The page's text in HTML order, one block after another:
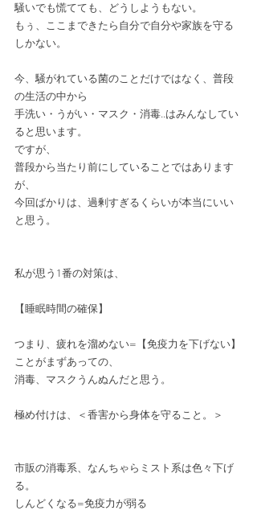
騒いでも慌てても、どうしようもない。
もぅ、ここまできたら自分で自分や家族を守る
しかない。
今、騒がれている菌のことだけではなく、普段
の生活の中から
手洗い・うがい・マスク・消毒..はみんなしてい
ると思います。
ですが、
普段から当たり前にしていることではあります
が、
今回ばかりは、過剰すぎるくらいが本当にいい
と思う。
私が思う1番の対策は、
【睡眠時間の確保】
つまり、疲れを溜めない=【免疫力を下げない】
ことがまずあっての、
消毒、マスクうんぬんだと思う。
極め付けは、＜香害から身体を守ること。＞
市販の消毒系、なんちゃらミスト系は色々下げ
る。
しんどくなる=免疫力が弱る